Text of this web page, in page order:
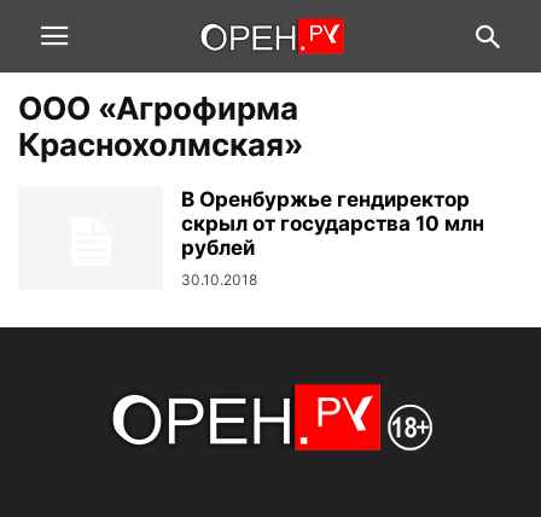
ООО «Агрофирма
Краснохолмская»
В Оренбуржье гендиректор
скрыл от государства 10 млн
рублей
30.10.2018